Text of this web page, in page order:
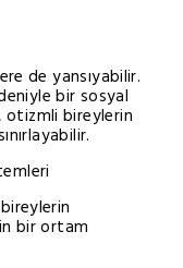
de yansıyabilir.
bir sosyal
otizmli bireylerin
bir ortam